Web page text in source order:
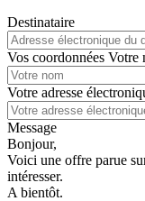
Destinataire
Vos coordonnées Votre
Votre adresse
Message
Bonjour,
Voici une offre parue
intéresser.
A bientôt.